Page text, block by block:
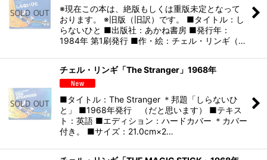
※現在この本は、絶版もしくは重版未定となって
おります。 ※旧版（旧訳）です。 ■タイトル：し
らないひと ■出版社：あかね書房 ■発行年：
1984年 第1刷発行 ■作・絵：チェル・リンギ（…
チェル・リンギ「The Stranger」1968年
■タイトル：The Stranger ＊邦題「しらないひ
と」 ■1968年発行 （だと思います） ■テキス
ト：英語 ■エディション：ハードカバー ＊カバー
付き。 ■サイズ：21.0cm×2…